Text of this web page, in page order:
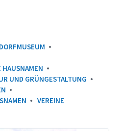
DORFMUSEUM
HAUSNAMEN
UND GRÜNGESTALTUNG
VEREINE